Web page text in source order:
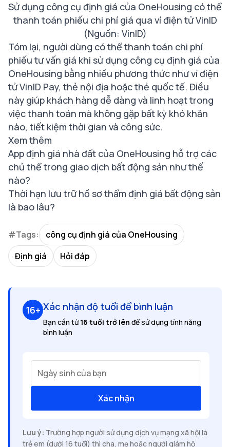
Sử dụng công cụ định giá của OneHousing có thể
thanh toán phiếu chi phí giá qua ví điện tử VinID
(Nguồn: VinID)
Tóm lại, người dùng có thể thanh toán chi phí
phiếu tư vấn giá khi sử dụng công cụ định giá của
OneHousing bằng nhiều phương thức như ví điện
tử VinID Pay, thẻ nội địa hoặc thẻ quốc tế. Điều
này giúp khách hàng dễ dàng và linh hoạt trong
việc thanh toán mà không gặp bất kỳ khó khăn
nào, tiết kiệm thời gian và công sức.
Xem thêm
App định giá nhà đất của OneHousing hỗ trợ các
chủ thể trong giao dịch bất động sản như thế
nào?
Thời hạn lưu trữ hồ sơ thẩm định giá bất động sản
là bao lâu?
#Tags:
công cụ định giá của OneHousing
Định giá
Hỏi đáp
16+ Xác nhận độ tuổi để bình luận
Bạn cần từ16 tuổi trở lên để sử dụng tính năng
bình luận
Ngày sinh của bạn
Xác nhận
Lưu ý: Trường hợp người sử dụng dịch vụ mạng xã hội là
trẻ em (dưới 16 tuổi) thì cha, mẹ hoặc người giám hộ